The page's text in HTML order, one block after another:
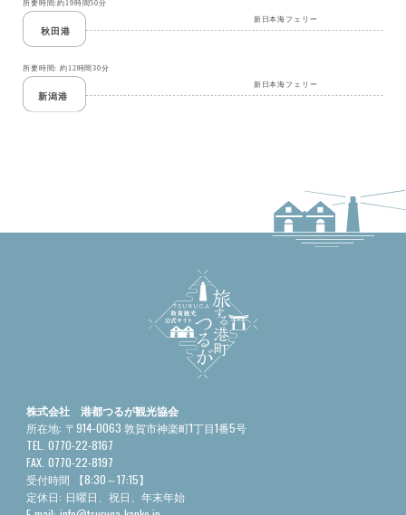
株式会社 港都つるが観光協会
所在地: 〒914-0063 敦賀市神楽町1丁目1番5号
TEL. 0770-22-8167
FAX. 0770-22-8197
受付時間
【8:30～17:15】
定休日: 日曜日、祝日、年末年始